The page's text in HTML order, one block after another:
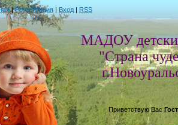
|Регистрация | Вход | RSS
МАДОУ
"Страна
Приветствую Вас